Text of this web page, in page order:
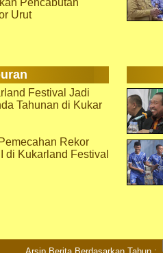
Pencabutan
Urut
Festival Jadi
Tahunan di Kukar
Rekor
di Kukarland Festival